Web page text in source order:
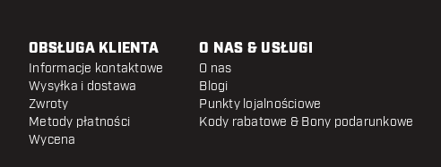
OBSŁUGA KLIENTA
Informacje kontaktowe
Wysyłka i dostawa
Zwroty
Metody płatności
Wycena
O NAS & USŁUGI
O nas
Blogi
Punkty lojalnościowe
Kody rabatowe & Bony podarunkowe